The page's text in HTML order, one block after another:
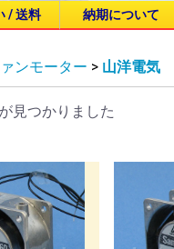
/ 送料 納期について
ンモーター > 山洋電気
見つかりました